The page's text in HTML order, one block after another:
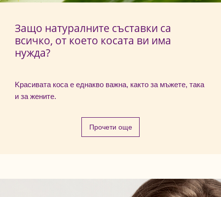
Защо натуралните съставки са
всичко, от което косата ви има
нужда?
Kрасивата коса е еднакво важна, както за мъжете, така
и за жените.
Прочети още